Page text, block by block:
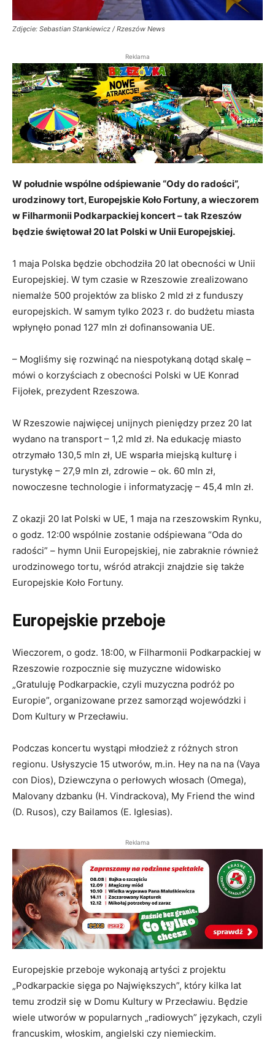
Zdjęcie: Sebastian Stankiewicz / Rzeszów News
Reklama
W południe wspólne odśpiewanie “Ody do radości”,
urodzinowy tort, Europejskie Koło Fortuny, a wieczorem
w Filharmonii Podkarpackiej koncert – tak Rzeszów
będzie świętował 20 lat Polski w Unii Europejskiej.
1 maja Polska będzie obchodziła 20 lat obecności w Unii
Europejskiej. W tym czasie w Rzeszowie zrealizowano
niemalże 500 projektów za blisko 2 mld zł z funduszy
europejskich. W samym tylko 2023 r. do budżetu miasta
wpłynęło ponad 127 mln zł dofinansowania UE.
– Mogliśmy się rozwinąć na niespotykaną dotąd skalę –
mówi o korzyściach z obecności Polski w UE Konrad
Fijołek, prezydent Rzeszowa.
W Rzeszowie najwięcej unijnych pieniędzy przez 20 lat
wydano na transport – 1,2 mld zł. Na edukację miasto
otrzymało 130,5 mln zł, UE wsparła miejską kulturę i
turystykę – 27,9 mln zł, zdrowie – ok. 60 mln zł,
nowoczesne technologie i informatyzację – 45,4 mln zł.
Z okazji 20 lat Polski w UE, 1 maja na rzeszowskim Rynku,
o godz. 12:00 wspólnie zostanie odśpiewana “Oda do
radości” – hymn Unii Europejskiej, nie zabraknie również
urodzinowego tortu, wśród atrakcji znajdzie się także
Europejskie Koło Fortuny.
Europejskie przeboje
Wieczorem, o godz. 18:00, w Filharmonii Podkarpackiej w
Rzeszowie rozpocznie się muzyczne widowisko
„Gratuluję Podkarpackie, czyli muzyczna podróż po
Europie”, organizowane przez samorząd wojewódzki i
Dom Kultury w Przecławiu.
Podczas koncertu wystąpi młodzież z różnych stron
regionu. Usłyszycie 15 utworów, m.in. Hey na na na (Vaya
con Dios), Dziewczyna o perłowych włosach (Omega),
Malovany dzbanku (H. Vindrackova), My Friend the wind
(D. Rusos), czy Bailamos (E. Iglesias).
Reklama
Europejskie przeboje wykonają artyści z projektu
„Podkarpackie sięga po Największych”, który kilka lat
temu zrodził się w Domu Kultury w Przecławiu. Będzie
wiele utworów w popularnych „radiowych” językach, czyli
francuskim, włoskim, angielski czy niemieckim.